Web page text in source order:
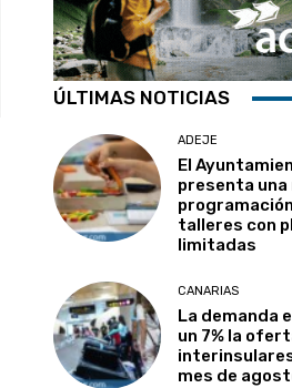
ÚLTIMAS NOTICIAS
ADEJE
El
presenta una
talleres con
limitadas
CANARIAS
La demanda
un 7% la
mes de